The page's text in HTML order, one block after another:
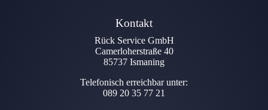
Kontakt
Rück Service GmbH
Camerloherstraße 40
85737 Ismaning
Telefonisch erreichbar unter:
089 20 35 77 21